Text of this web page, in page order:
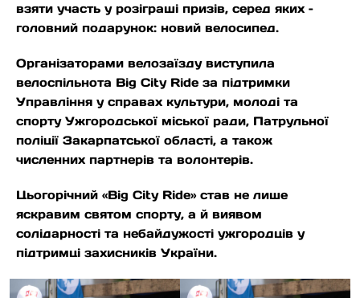
взяти участь у розіграші призів, серед яких –
головний подарунок: новий велосипед.
Організаторами велозаїзду виступила
велоспільнота Big City Ride за підтримки
Управління у справах культури, молоді та
спорту Ужгородської міської ради, Патрульної
поліції Закарпатської області, а також
численних партнерів та волонтерів.
Цьогорічний «Big City Ride» став не лише
яскравим святом спорту, а й виявом
солідарності та небайдужості ужгородців у
підтримці захисників України.